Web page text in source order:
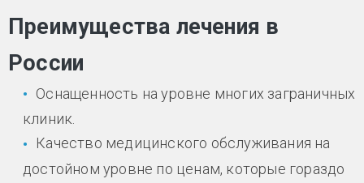
Преимущества лечения в
России
Оснащенность на уровне многих заграничных
клиник.
Качество медицинского обслуживания на
достойном уровне по ценам, которые гораздо